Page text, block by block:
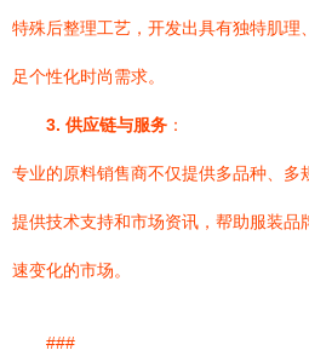
特殊后整理工艺，开发出具有独特肌理
足个性化时尚需求。
3. 供应链与服务 ：
专业的原料销售商不仅提供多品种、多
提供技术支持和市场资讯，帮助服装品
速变化的市场。
###